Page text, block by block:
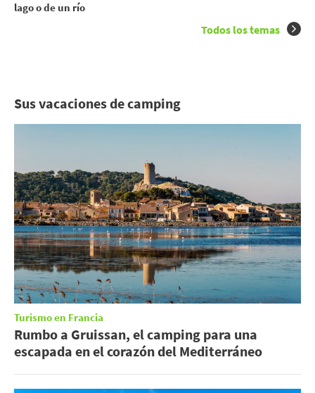
lago o de un río
Todos los temas
Sus vacaciones de camping
Turismo en Francia
Rumbo a Gruissan, el camping para una
escapada en el corazón del Mediterráneo